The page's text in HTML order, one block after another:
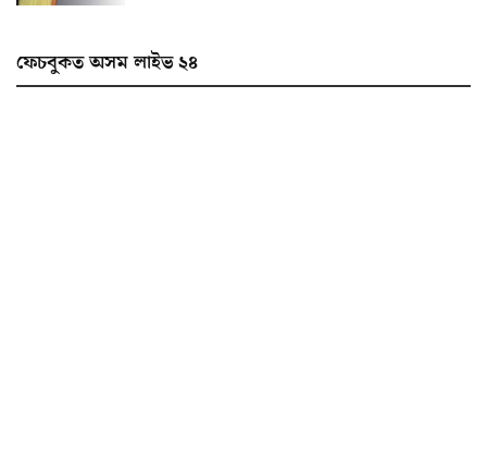
ফেচবুকত অসম লাইভ ২৪